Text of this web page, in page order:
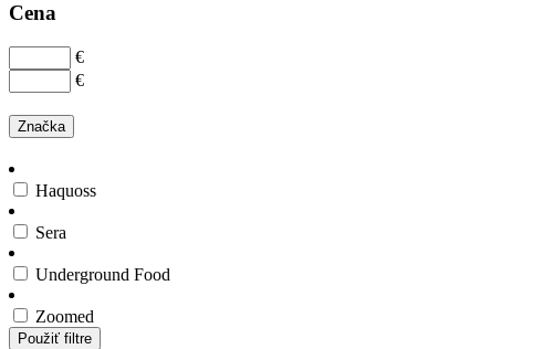
Cena
€
€
Značka
Haquoss
Sera
Underground Food
Zoomed
Použiť filtre